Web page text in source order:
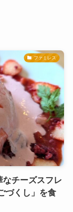
ファミレス
チーズスフレ
づくし」を食